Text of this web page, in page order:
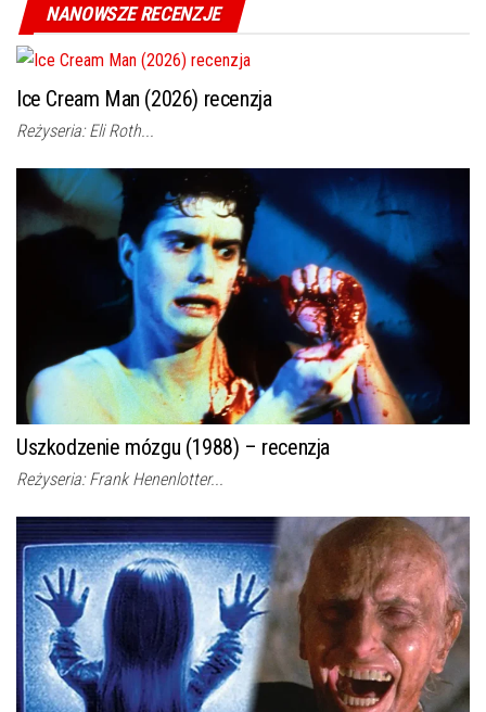
NANOWSZE RECENZJE
Ice Cream Man (2026) recenzja
Reżyseria: Eli Roth...
Uszkodzenie mózgu (1988) – recenzja
Reżyseria: Frank Henenlotter...